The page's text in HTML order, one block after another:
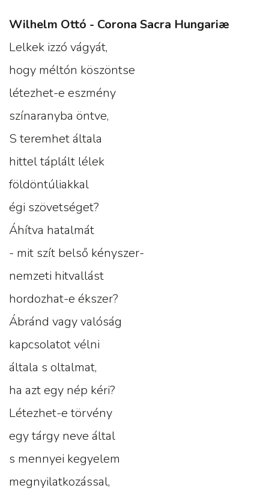
Wilhelm Ottó - Corona Sacra Hungariæ
Lelkek izzó vágyát,
hogy méltón köszöntse
létezhet-e eszmény
színaranyba öntve,
S teremhet általa
hittel táplált lélek
földöntúliakkal
égi szövetséget?
Áhítva hatalmát
- mit szít belső kényszer-
nemzeti hitvallást
hordozhat-e ékszer?
Ábránd vagy valóság
kapcsolatot vélni
általa s oltalmat,
ha azt egy nép kéri?
Létezhet-e törvény
egy tárgy neve által
s mennyei kegyelem
megnyilatkozással,